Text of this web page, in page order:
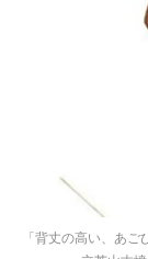
「背丈の高い、あ